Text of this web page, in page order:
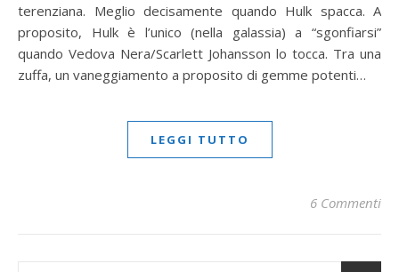
terenziana. Meglio decisamente quando Hulk spacca. A
proposito, Hulk è l’unico (nella galassia) a “sgonfiarsi”
quando Vedova Nera/Scarlett Johansson lo tocca. Tra una
zuffa, un vaneggiamento a proposito di gemme potenti…
LEGGI TUTTO
6 Commenti